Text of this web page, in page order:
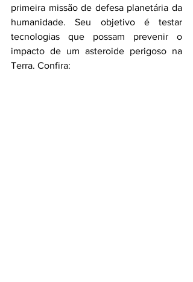
primeira missão de defesa planetária da
humanidade. Seu objetivo é testar
tecnologias que possam prevenir o
impacto de um asteroide perigoso na
Terra. Confira: